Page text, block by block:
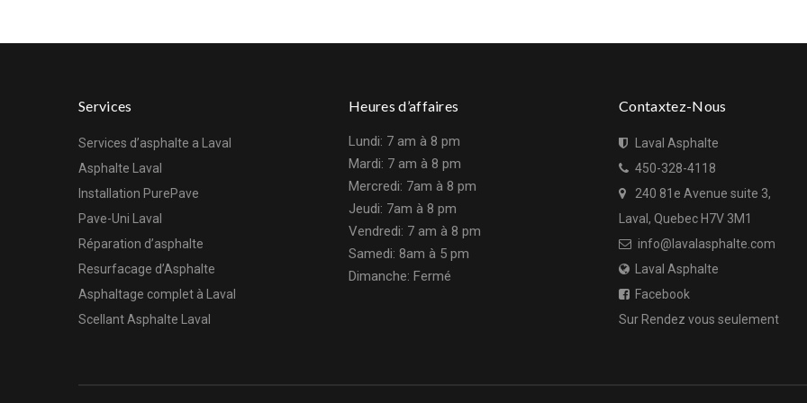
Services
Services d’asphalte a Laval
Asphalte Laval
Installation PurePave
Pave-Uni Laval
Réparation d’asphalte
Resurfacage d’Asphalte
Asphaltage complet à Laval
Scellant Asphalte Laval
Heures d’affaires
Lundi: 7 am à 8 pm
Mardi: 7 am à 8 pm
Mercredi: 7am à 8 pm
Jeudi: 7am à 8 pm
Vendredi: 7 am à 8 pm
Samedi: 8am à 5 pm
Dimanche: Fermé
Contaxtez-Nous
Laval Asphalte
450-328-4118
240 81e Avenue suite 3,
Laval, Quebec H7V 3M1
info@lavalasphalte.com
Laval Asphalte
Facebook
Sur Rendez vous seulement